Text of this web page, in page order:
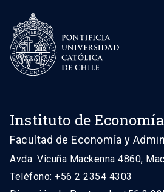
Instituto de Economía
Facultad de Economía y
Avda. Vicuña Mackenna 4860,
Teléfono: +56 2 2354 4303